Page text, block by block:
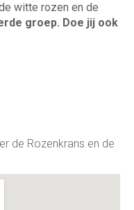
witte rozen en de
groep. Doe jij ook
de Rozenkrans en de